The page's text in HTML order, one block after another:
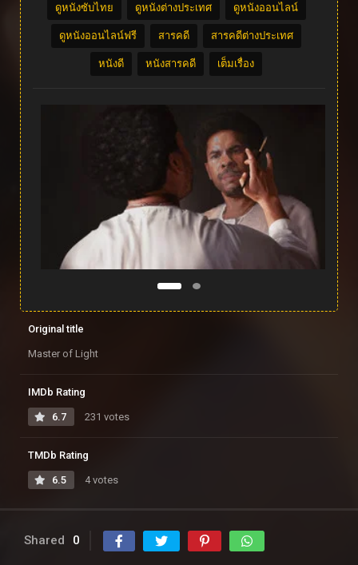
ดูหนังซับไทย ดูหนังต่างประเทศ ดูหนังออนไลน์
ดูหนังออนไลน์ฟรี สารคดี สารคดีต่างประเทศ
หนังดี หนังสารคดี เต็มเรื่อง
Original title
Master of Light
IMDb Rating
6.7 231 votes
TMDb Rating
6.5 4 votes
Shared 0